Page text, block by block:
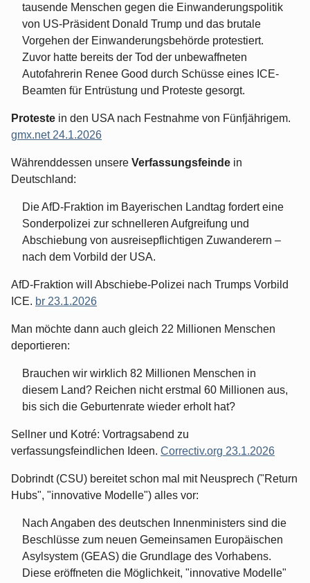
tausende Menschen gegen die Einwanderungspolitik
von US-Präsident Donald Trump und das brutale
Vorgehen der Einwanderungsbehörde protestiert.
Zuvor hatte bereits der Tod der unbewaffneten
Autofahrerin Renee Good durch Schüsse eines ICE-
Beamten für Entrüstung und Proteste gesorgt.
Proteste in den USA nach Festnahme von Fünfjährigem.
gmx.net 24.1.2026
Währenddessen unsere Verfassungsfeinde in
Deutschland:
Die AfD-Fraktion im Bayerischen Landtag fordert eine
Sonderpolizei zur schnelleren Aufgreifung und
Abschiebung von ausreisepflichtigen Zuwanderern –
nach dem Vorbild der USA.
AfD-Fraktion will Abschiebe-Polizei nach Trumps Vorbild
ICE. br 23.1.2026
Man möchte dann auch gleich 22 Millionen Menschen
deportieren:
Brauchen wir wirklich 82 Millionen Menschen in
diesem Land? Reichen nicht erstmal 60 Millionen aus,
bis sich die Geburtenrate wieder erholt hat?
Sellner und Kotré: Vortragsabend zu
verfassungsfeindlichen Ideen. Correctiv.org 23.1.2026
Dobrindt (CSU) bereitet schon mal mit Neusprech ("Return
Hubs", "innovative Modelle") alles vor:
Nach Angaben des deutschen Innenministers sind die
Beschlüsse zum neuen Gemeinsamen Europäischen
Asylsystem (GEAS) die Grundlage des Vorhabens.
Diese eröffneten die Möglichkeit, "innovative Modelle"